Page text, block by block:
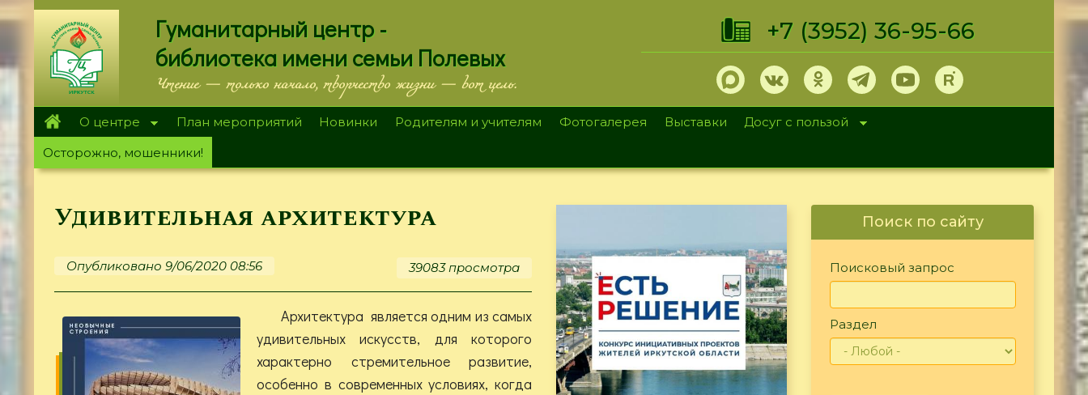
Перейти
к
основному
содержанию
Гуманитарный центр -
библиотека имени семьи Полевых
Чтение — только начало, творчество жизни — вот цель.
+7 (3952) 36-95-66
О центре План мероприятий Новинки Родителям и учителям Фотогалерея Выставки
Досуг с пользой
Осторожно, мошенники!
Удивительная архитектура
Опубликовано 9/06/2020 08:56 39083 просмотра
Архитектура является одним из самых
удивительных искусств, для которого
характерно стремительное развитие,
особенно в современных условиях, когда
Поиск по сайту
Поисковый запрос
Раздел